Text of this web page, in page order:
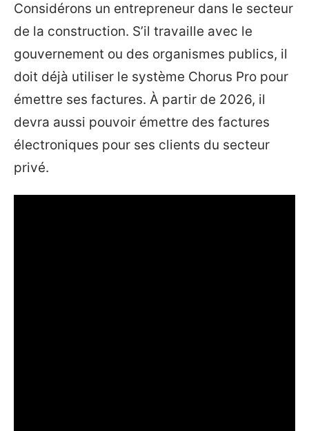
Considérons un entrepreneur dans le secteur
de la construction. S’il travaille avec le
gouvernement ou des organismes publics, il
doit déjà utiliser le système Chorus Pro pour
émettre ses factures. À partir de 2026, il
devra aussi pouvoir émettre des factures
électroniques pour ses clients du secteur
privé.